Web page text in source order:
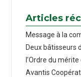
Articles
Message à la
Deux bâtisseurs
l’Ordre du
Avantis